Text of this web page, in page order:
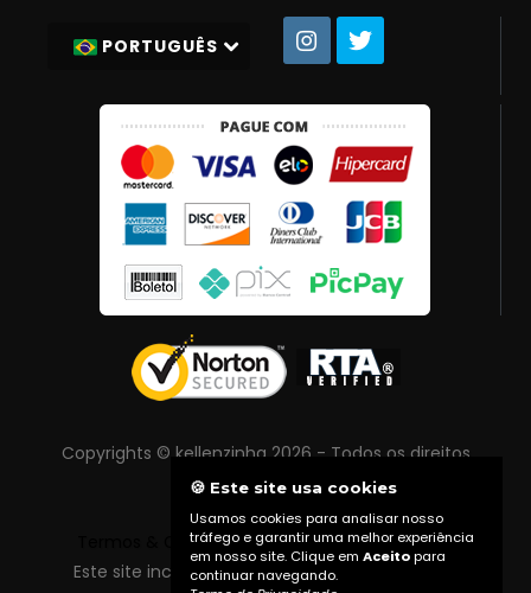
PORTUGUÊS
Copyrights © kellenzinha 2026 - Todos os direitos
reservados
Termos & Condições |Política de Privacidade
Este site inclui conteúdo protegido por direitos
🍪 Este site usa cookies
Usamos cookies para analisar nosso
tráfego e garantir uma melhor experiência
em nosso site. Clique em Aceitopara
continuar navegando.